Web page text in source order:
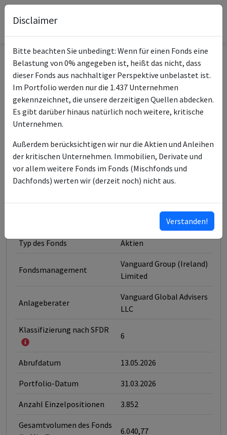
Informationen zum Fonds
Name
Vanguard Global Small-
Cap Index USD Acc
ISIN des Fonds
ISINs weiterer
Anteilsklassen
IE00BYSX7R45
IE00BGCC4W53
IE00BGCC4Y77
IE00BDCXSH02
ISINs ausklappen
Typ des Fonds Aktien
Fondsmanagement
Vanguard Group (Ireland)
Limited
Anlageberater
Vanguard Global Advisers
LLC
Klassifizierung nach SFDR
6
Abrufdatum 13.05.2026
Portfolio-Datum 31.03.2026
Anzahl Einzelpositionen 3.852
Gesamtvolumen des Fonds
6.040,77
Disclaimer
Bitte beachten Sie unbedingt: Wenn für einen Fonds eine
Belastung von 0% angegeben ist, heißt das nicht, dass
dieser Fonds aus nachhaltiger Perspektive unbelastet ist.
Im Portfolio werden nur die 1.437 Unternehmen
gekennzeichnet, die unsere derzeitigen Quellen abdecken.
Es gibt darüber hinaus natürlich noch weitere, kritische
Unternehmen.
Außerdem berücksichtigen wir nur die Aktien und Anleihen
der kritischen Unternehmen. Immobilien, Derivate und
vor allem weitere Fonds im Fonds (Mischfonds und
Dachfonds) werten wir (derzeit noch) nicht aus.
Verstanden!